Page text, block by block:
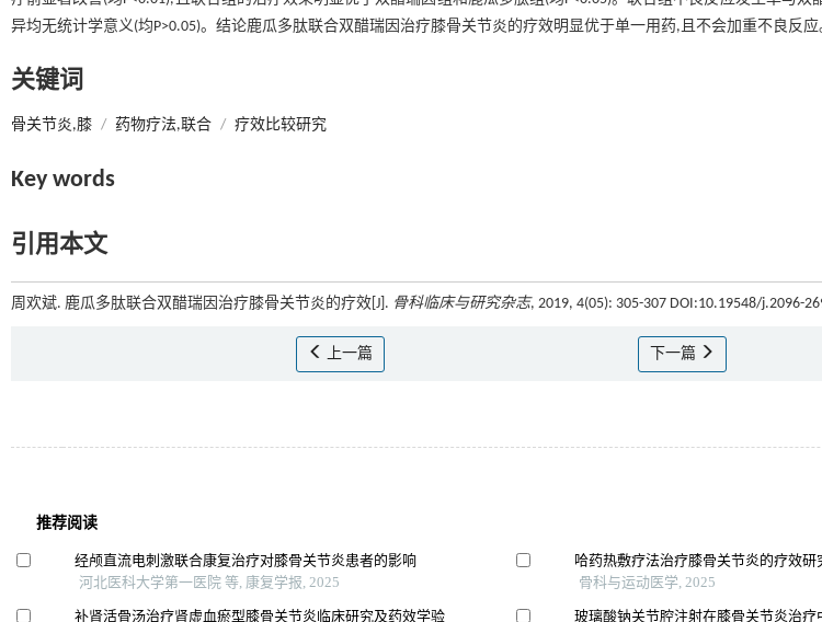
异均无统计学意义(均P>0.05)。结论鹿瓜多肽联合双醋瑞因治疗膝骨关节炎的疗效明显优于单一用药,且不会加重不良反应
关键词
骨关节炎,膝 / 药物疗法,联合 / 疗效比较研究
Key words
引用本文
周欢斌. 鹿瓜多肽联合双醋瑞因治疗膝骨关节炎的疗效[J]. 骨科临床与研究杂志, 2019, 4(05): 305-307 DOI:10.19548/j.2096-
上一篇 下一篇